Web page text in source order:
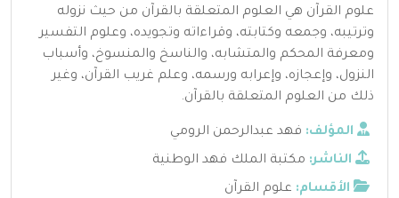
علوم القرآن هي العلوم المتعلقة بالقرآن من حيث نزوله
وترتيبه، وجمعه وكتابته، وقراءاته وتجويده، وعلوم التفسير
ومعرفة المحكم والمتشابه، والناسخ والمنسوخ، وأسباب
النزول، وإعجازه، وإعرابه ورسمه، وعلم غريب القرآن، وغير
ذلك من العلوم المتعلقة بالقرآن.
المؤلف: فهد عبدالرحمن الرومي
الناشر: مكتبة الملك فهد الوطنية
الأقسام: علوم القرآن